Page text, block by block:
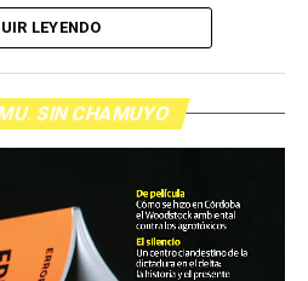
va a dar una definición
y los anormales. Como
que llega con música y con El
programa completo)
audio:Bloque 1/Bloque 2
LEYENDO
SIN CHAMUYO